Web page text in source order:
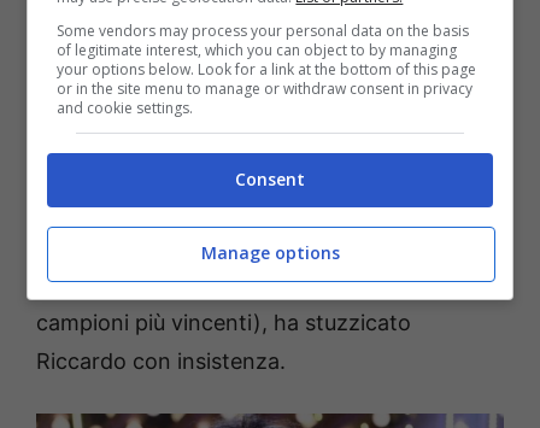
410 mila euro”
Da parte del padrone di casa non sono
mancate battute rivolte anche al super
campione de “La Ruota della Fortuna”. Gerry,
pregustando il momento in cui si sarebbe
registrato il torneo speciale dello show (la
puntata, per intenderci, che vedrà sfidarsi i
campioni più vincenti), ha stuzzicato
Riccardo con insistenza.
Some vendors may process your personal data on the basis
of legitimate interest, which you can object to by managing
your options below. Look for a link at the bottom of this page
or in the site menu to manage or withdraw consent in privacy
and cookie settings.
Consent
Manage options